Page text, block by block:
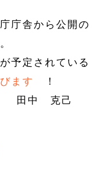
庁舎から公開の
予定されている
ます
！
） 田中 克己